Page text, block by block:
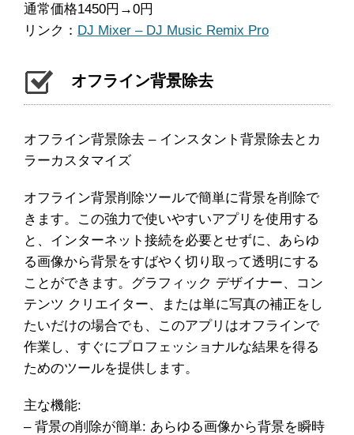
通常価格1450円→0円
リンク： DJ Mixer – DJ Music Remix Pro
オフライン背景除去
オフライン背景除去 – インスタント背景除去とカ
ラーカスタマイズ
オフライン背景削除ツールで簡単に背景を削除で
きます。この強力で使いやすいアプリを使用する
と、インターネット接続を必要とせずに、あらゆ
る画像から背景をすばやく切り取って透明にする
ことができます。グラフィック デザイナー、コン
テンツ クリエイター、または単に写真の補正をし
たいだけの場合でも、このアプリはオフラインで
作業し、すぐにプロフェッショナルな結果を得る
ためのツールを提供します。
主な機能:
– 背景の削除が簡単: あらゆる画像から背景を瞬時